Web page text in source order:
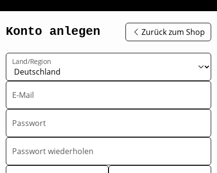
Konto anlegen Zurück zum Shop
Land/Region
E-Mail
Passwort
Passwort wiederholen